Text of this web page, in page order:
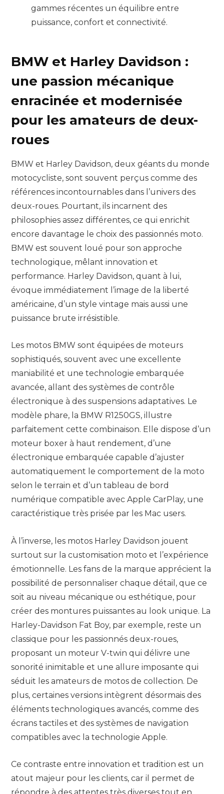
gammes récentes un équilibre entre
puissance, confort et connectivité.
BMW et Harley Davidson :
une passion mécanique
enracinée et modernisée
pour les amateurs de deux-
roues
BMW et Harley Davidson, deux géants du monde
motocycliste, sont souvent perçus comme des
références incontournables dans l’univers des
deux-roues. Pourtant, ils incarnent des
philosophies assez différentes, ce qui enrichit
encore davantage le choix des passionnés moto.
BMW est souvent loué pour son approche
technologique, mêlant innovation et
performance. Harley Davidson, quant à lui,
évoque immédiatement l’image de la liberté
américaine, d’un style vintage mais aussi une
puissance brute irrésistible.
Les motos BMW sont équipées de moteurs
sophistiqués, souvent avec une excellente
maniabilité et une technologie embarquée
avancée, allant des systèmes de contrôle
électronique à des suspensions adaptatives. Le
modèle phare, la BMW R1250GS, illustre
parfaitement cette combinaison. Elle dispose d’un
moteur boxer à haut rendement, d’une
électronique embarquée capable d’ajuster
automatiquement le comportement de la moto
selon le terrain et d’un tableau de bord
numérique compatible avec Apple CarPlay, une
caractéristique très prisée par les Mac users.
À l’inverse, les motos Harley Davidson jouent
surtout sur la customisation moto et l’expérience
émotionnelle. Les fans de la marque apprécient la
possibilité de personnaliser chaque détail, que ce
soit au niveau mécanique ou esthétique, pour
créer des montures puissantes au look unique. La
Harley-Davidson Fat Boy, par exemple, reste un
classique pour les passionnés deux-roues,
proposant un moteur V-twin qui délivre une
sonorité inimitable et une allure imposante qui
séduit les amateurs de motos de collection. De
plus, certaines versions intègrent désormais des
éléments technologiques avancés, comme des
écrans tactiles et des systèmes de navigation
compatibles avec la technologie Apple.
Ce contraste entre innovation et tradition est un
atout majeur pour les clients, car il permet de